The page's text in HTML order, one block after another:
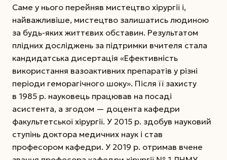
Саме у нього перейняв мистецтво хірургії і,
найважливіше, мистецтво залишатись людиною
за будь-яких життєвих обставин. Результатом
плідних досліджень за підтримки вчителя стала
кандидатська дисертація «Ефективність
використання вазоактивних препаратів у різні
періоди геморагічного шоку». Після її захисту
в 1985 р. науковець працював на посаді
асистента, а згодом — доцента кафедри
факультетської хірургії. У 2015 р. здобув науковий
ступінь доктора медичних наук і став
професором кафедри. У 2019 р. отримав вчене